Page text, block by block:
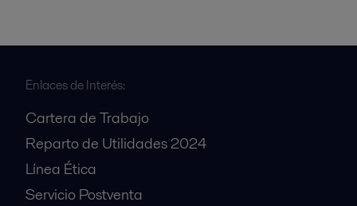
Enlaces de Interés:
Cartera de Trabajo
Reparto de Utilidades 2024
Línea Ética
Servicio Postventa